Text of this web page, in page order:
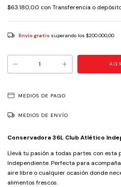
$63.180,00 con Transferencia o
Envío gratis superando los $200.000,00
MEDIOS DE PAGO
MEDIOS DE ENVÍO
Conservadora 36L Club Atlético
Llevá tu pasión a todas partes con
Independiente. Perfecta para
aire libre o cualquier ocasión donde
alimentos frescos.